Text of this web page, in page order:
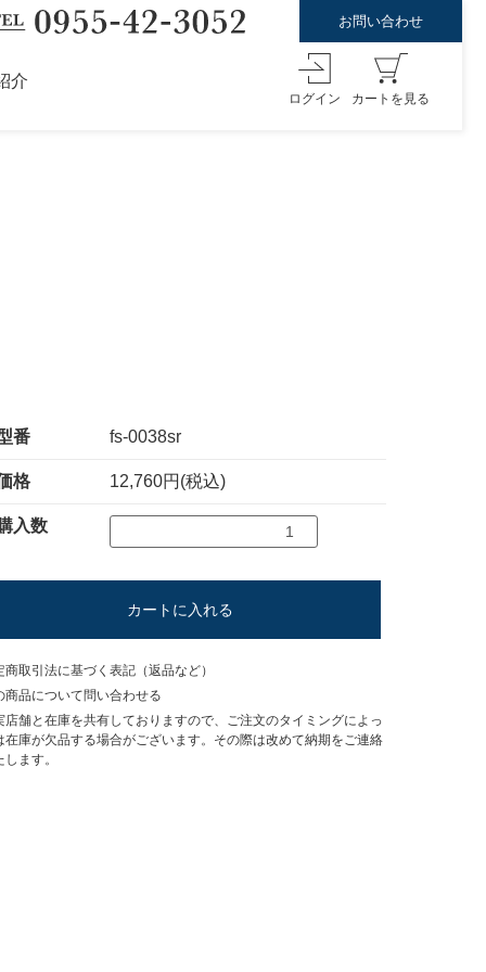
お問い合わせ
介
ログイン カートを見る
番 fs-0038sr
格 12,760円(税込)
入数
カートに入れる
商取引法に基づく表記（返品など）
商品について問い合わせる
舗と在庫を共有しておりますので、ご注文のタイミングによっ
在庫が欠品する場合がございます。その際は改めて納期をご連絡
します。